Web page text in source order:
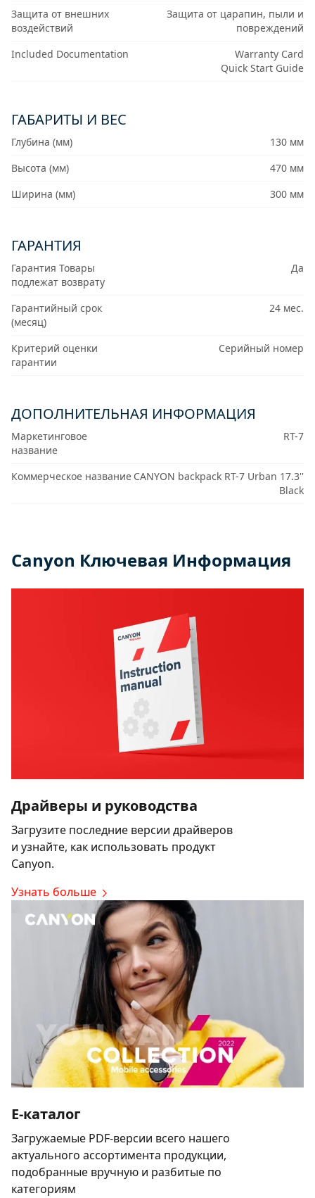
Защита от внешних
воздействий
Защита от царапин, пыли и
повреждений
Included Documentation
Warranty Card
Quick Start Guide
ГАБАРИТЫ И ВЕС
Глубина (мм)
130 мм
Высота (мм)
470 мм
Ширина (мм)
300 мм
ГАРАНТИЯ
Гарантия Товары
подлежат возврату
Да
Гарантийный срок
(месяц)
24 мес.
Критерий оценки
гарантии
Серийный номер
ДОПОЛНИТЕЛЬНАЯ ИНФОРМАЦИЯ
Маркетинговое
название
RT-7
Коммерческое название CANYON backpack RT-7 Urban 17.3''
Black
Canyon Ключевая Информация
Драйверы и руководства
Загрузите последние версии драйверов
и узнайте, как использовать продукт
Canyon.
Узнать больше
E-каталог
Загружаемые PDF-версии всего нашего
актуального ассортимента продукции,
подобранные вручную и разбитые по
категориям